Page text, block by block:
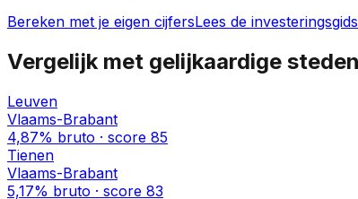
Bereken met je eigen cijfersLees de investeringsgids
Vergelijk met gelijkaardige steden
Leuven
Vlaams-Brabant
4,87% bruto · score 85
Tienen
Vlaams-Brabant
5,17% bruto · score 83